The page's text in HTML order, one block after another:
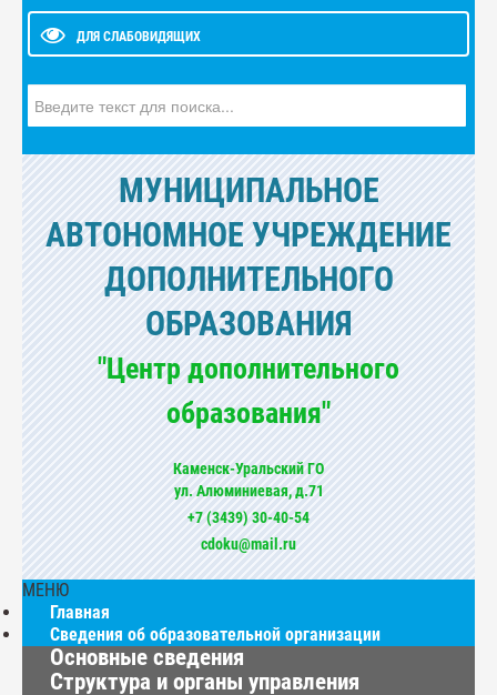
ДЛЯ СЛАБОВИДЯЩИХ
МУНИЦИПАЛЬНОЕ
АВТОНОМНОЕ УЧРЕЖДЕНИЕ
ДОПОЛНИТЕЛЬНОГО
ОБРАЗОВАНИЯ
"Центр дополнительного
образования"
Каменск-Уральский ГО
ул. Алюминиевая, д.71
+7 (3439) 30-40-54
cdoku@mail.ru
МЕНЮ
Главная
Сведения об образовательной организации
Основные сведения
Структура и органы управления